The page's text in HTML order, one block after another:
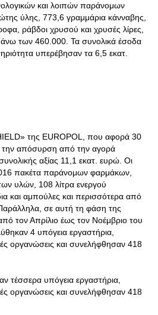
και λοιπών παράνομων
ύλης, 773,6 γραμμάρια κάνναβης,
ράβδοι χρυσού και χρυσές λίρες,
των 460.000. Τα συνολικά έσοδα
υπερέβησαν τα 6,5 εκατ.
της EUROPOL, που αφορά 30
την απόσυρση από την αγορά
αξίας 11,1 εκατ. ευρώ. Οι
πακέτα παράνομων φαρμάκων,
υλών, 108 λίτρα ενεργού
και αμπούλες και περισσότερα από
σε αυτή τη φάση της
τον Απρίλιο έως τον Νοέμβριο του
4 υπόγεια εργαστήρια,
οργανώσεις και συνελήφθησαν 418
τέσσερα υπόγεια εργαστήρια,
οργανώσεις και συνελήφθησαν 418